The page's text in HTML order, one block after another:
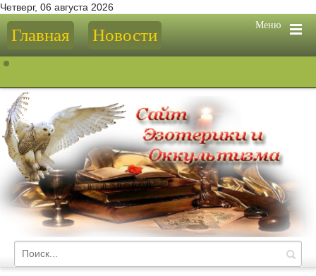
Четверг, 06 августа 2026
Меню
Главная Новости